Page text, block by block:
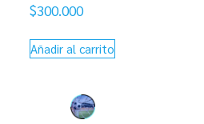
$300.000
Añadir al carrito